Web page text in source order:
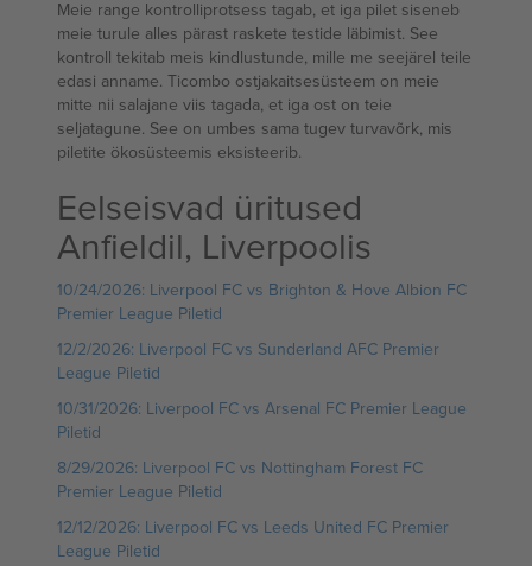
Meie range kontrolliprotsess tagab, et iga pilet siseneb
meie turule alles pärast raskete testide läbimist. See
kontroll tekitab meis kindlustunde, mille me seejärel teile
edasi anname. Ticombo ostjakaitsesüsteem on meie
mitte nii salajane viis tagada, et iga ost on teie
seljatagune. See on umbes sama tugev turvavõrk, mis
piletite ökosüsteemis eksisteerib.
Eelseisvad üritused
Anfieldil, Liverpoolis
10/24/2026: Liverpool FC vs Brighton & Hove Albion FC
Premier League Piletid
12/2/2026: Liverpool FC vs Sunderland AFC Premier
League Piletid
10/31/2026: Liverpool FC vs Arsenal FC Premier League
Piletid
8/29/2026: Liverpool FC vs Nottingham Forest FC
Premier League Piletid
12/12/2026: Liverpool FC vs Leeds United FC Premier
League Piletid